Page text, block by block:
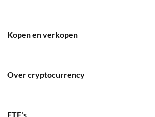
Kopen en verkopen
Over cryptocurrency
ETF's